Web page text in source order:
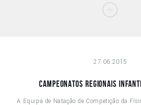
27.06.2015
Campeonatos Regionais
A Equipa de Natação de Competição da